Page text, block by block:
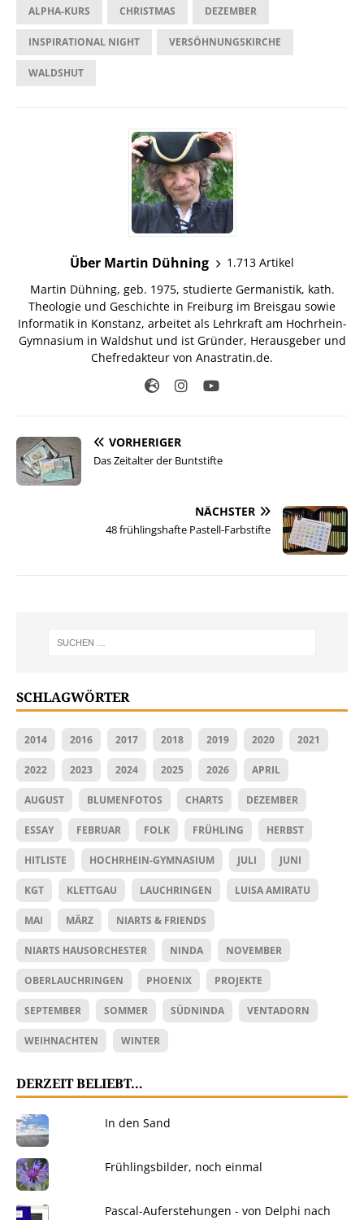
ALPHA-KURS CHRISTMAS DEZEMBER
INSPIRATIONAL NIGHT VERSÖHNUNGSKIRCHE
WALDSHUT
Über Martin Dühning
1.713 Artikel
Martin Dühning, geb. 1975, studierte Germanistik, kath.
Theologie und Geschichte in Freiburg im Breisgau sowie
Informatik in Konstanz, arbeitet als Lehrkraft am Hochrhein-
Gymnasium in Waldshut und ist Gründer, Herausgeber und
Chefredakteur von Anastratin.de.
VORHERIGER
Das Zeitalter der Buntstifte
NÄCHSTER
48 frühlingshafte Pastell-Farbstifte
SCHLAGWÖRTER
2014 2016 2017 2018 2019 2020 2021
2022 2023 2024 2025 2026 APRIL
AUGUST BLUMENFOTOS CHARTS DEZEMBER
ESSAY FEBRUAR FOLK FRÜHLING HERBST
HITLISTE HOCHRHEIN-GYMNASIUM JULI JUNI
KGT KLETTGAU LAUCHRINGEN LUISA AMIRATU
MAI MÄRZ NIARTS & FRIENDS
NIARTS HAUSORCHESTER NINDA NOVEMBER
OBERLAUCHRINGEN PHOENIX PROJEKTE
SEPTEMBER SOMMER SÜDNINDA VENTADORN
WEIHNACHTEN WINTER
DERZEIT BELIEBT…
In den Sand
Frühlingsbilder, noch einmal
Pascal-Auferstehungen - von Delphi nach